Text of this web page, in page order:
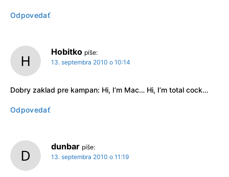
Odpovedať
Hobitko píše:
13. septembra 2010 o 10:14
Dobry zaklad pre kampan: Hi, I’m Mac… Hi, I’m total cock…
Odpovedať
dunbar píše:
13. septembra 2010 o 11:19